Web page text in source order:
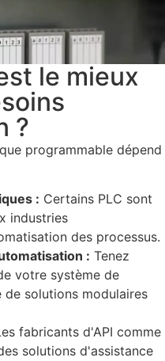
le mieux
?
programmable dépend
: Certains PLC sont
industries
des processus.
: Tenez
votre système de
solutions modulaires
fabricants d'API comme
solutions d'assistance